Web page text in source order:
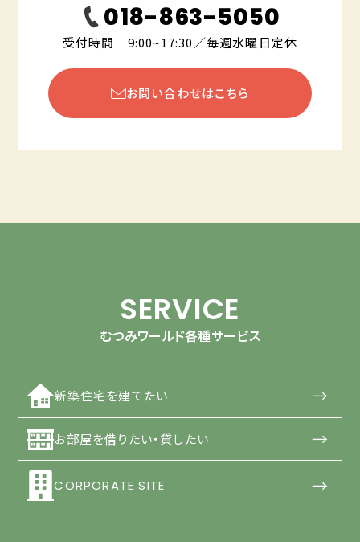
018-863-5050
受付時間 9:00~17:30／毎週水曜日定休
お問い合わせはこちら
SERVICE
むつみワールド各種サービス
新築住宅を建てたい →
お部屋を借りたい・貸したい →
CORPORATE SITE →